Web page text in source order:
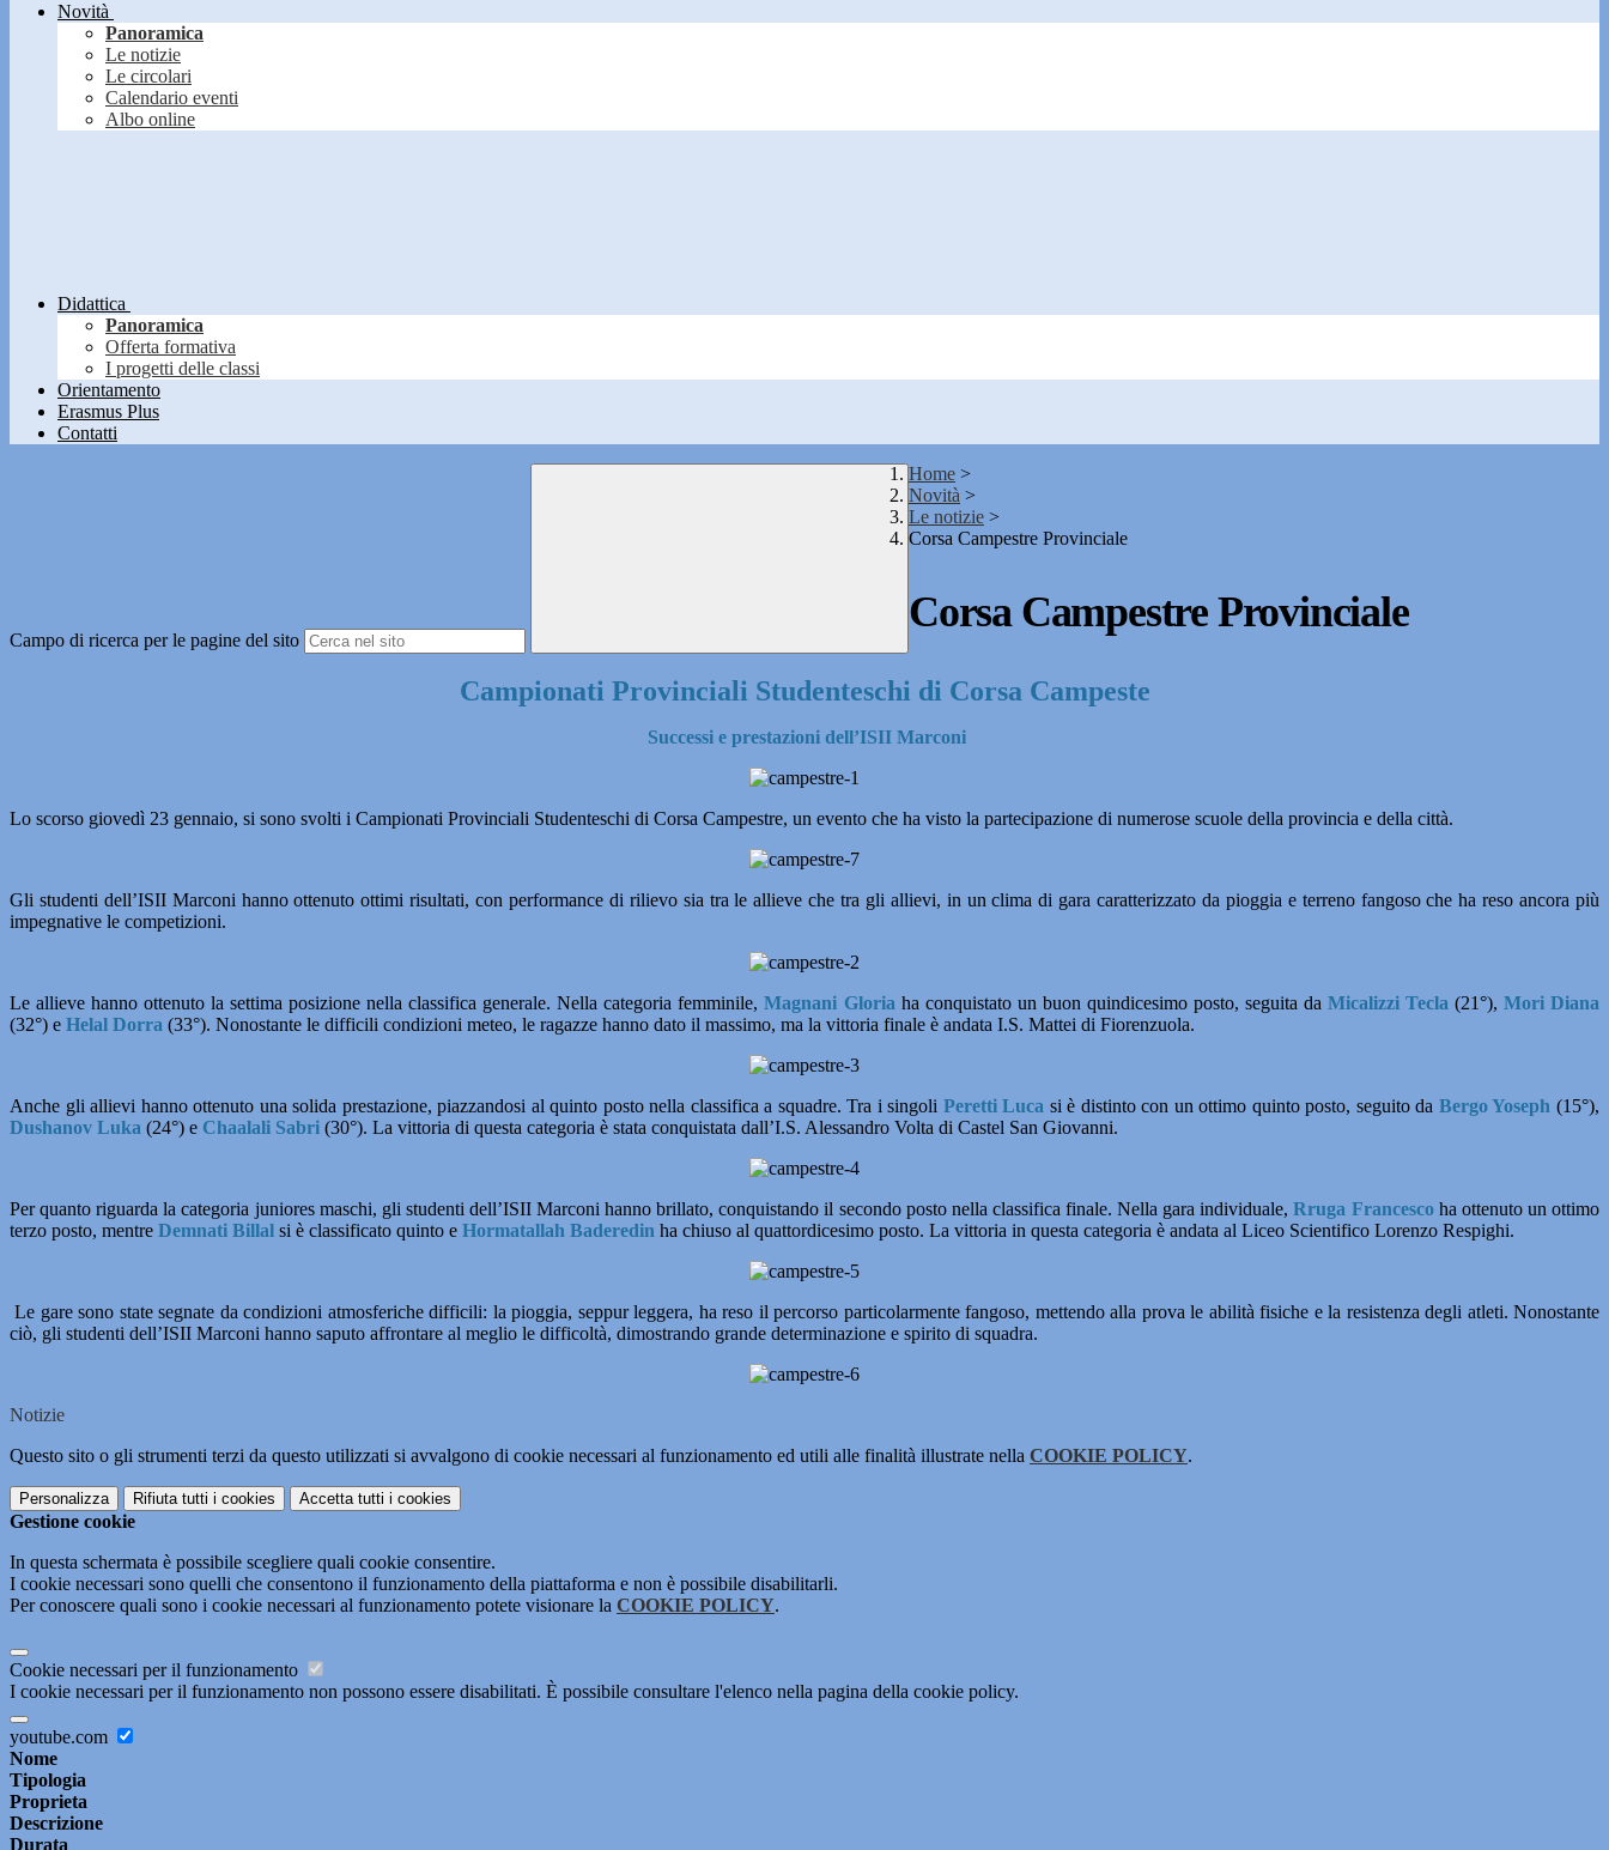
Novità
Panoramica
Le notizie
Le circolari
Calendario eventi
Albo online
Didattica
Panoramica
Offerta formativa
I progetti delle classi
Orientamento
Erasmus Plus
Contatti
Campo di ricerca per le pagine del sito
Home >
Novità >
Le notizie >
Corsa Campestre Provinciale
Corsa Campestre Provinciale
Campionati Provinciali Studenteschi di Corsa Campeste
Successi e prestazioni dell’ISII Marconi
Lo scorso giovedì 23 gennaio, si sono svolti i Campionati Provinciali Studenteschi di Corsa Campestre, un evento che ha visto la partecipazione di numerose scuole della provincia e della città.
Gli studenti dell’ISII Marconi hanno ottenuto ottimi risultati, con performance di rilievo sia tra le allieve che tra gli allievi, in un clima di gara caratterizzato da pioggia e terreno fangoso che ha reso ancora più
impegnative le competizioni.
Le allieve hanno ottenuto la settima posizione nella classifica generale. Nella categoria femminile,Magnani Gloria ha conquistato un buon quindicesimo posto, seguita da Micalizzi Tecla (21°), Mori Diana
(32°) e Helal Dorra (33°). Nonostante le difficili condizioni meteo, le ragazze hanno dato il massimo, ma la vittoria finale è andata I.S. Mattei di Fiorenzuola.
Anche gli allievi hanno ottenuto una solida prestazione, piazzandosi al quinto posto nella classifica a squadre. Tra i singoli Peretti Luca si è distinto con un ottimo quinto posto, seguito da Bergo Yoseph (15°),
Dushanov Luka (24°) e Chaalali Sabri (30°). La vittoria di questa categoria è stata conquistata dall’I.S. Alessandro Volta di Castel San Giovanni.
Per quanto riguarda la categoria juniores maschi, gli studenti dell’ISII Marconi hanno brillato, conquistando il secondo posto nella classifica finale. Nella gara individuale,Rruga Francescoha ottenuto un ottimo
terzo posto, mentre Demnati Billal si è classificato quinto e Hormatallah Baderedin ha chiuso al quattordicesimo posto. La vittoria in questa categoria è andata al Liceo Scientifico Lorenzo Respighi.
Le gare sono state segnate da condizioni atmosferiche difficili: la pioggia, seppur leggera, ha reso il percorso particolarmente fangoso, mettendo alla prova le abilità fisiche e la resistenza degli atleti. Nonostante
ciò, gli studenti dell’ISII Marconi hanno saputo affrontare al meglio le difficoltà, dimostrando grande determinazione e spirito di squadra.
Notizie
Questo sito o gli strumenti terzi da questo utilizzati si avvalgono di cookie necessari al funzionamento ed utili alle finalità illustrate nella COOKIE POLICY.
Personalizza Rifiuta tutti i cookies Accetta tutti i cookies
Gestione cookie
In questa schermata è possibile scegliere quali cookie consentire.
I cookie necessari sono quelli che consentono il funzionamento della piattaforma e non è possibile disabilitarli.
Per conoscere quali sono i cookie necessari al funzionamento potete visionare la COOKIE POLICY.
Cookie necessari per il funzionamento
I cookie necessari per il funzionamento non possono essere disabilitati. È possibile consultare l'elenco nella pagina della cookie policy.
youtube.com
Nome
Tipologia
Proprieta
Descrizione
Durata